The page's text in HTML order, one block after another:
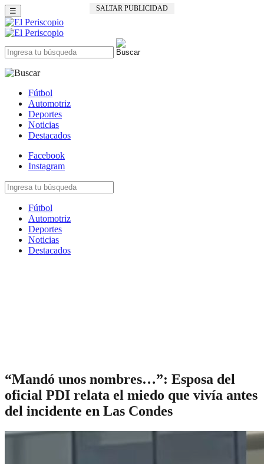
SALTAR PUBLICIDAD
☰
Fútbol
Automotriz
Deportes
Noticias
Destacados
Facebook
Instagram
Fútbol
Automotriz
Deportes
Noticias
Destacados
“Mandó unos nombres…”: Esposa del
oficial PDI relata el miedo que vivía antes
del incidente en Las Condes